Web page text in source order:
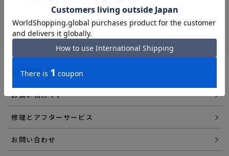
選べるお支払い方法
SUPPORT
お買い物ガイド
修理とアフターサービス
お問い合わせ